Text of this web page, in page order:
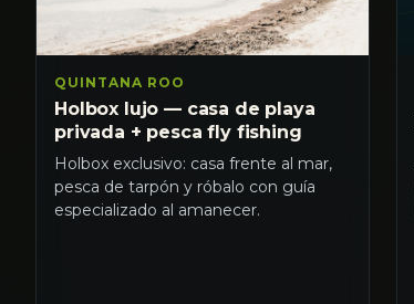
QUINTANA ROO
Holbox lujo — casa de playa
privada + pesca fly fishing
Holbox exclusivo: casa frente al mar,
pesca de tarpón y róbalo con guía
especializado al amanecer.